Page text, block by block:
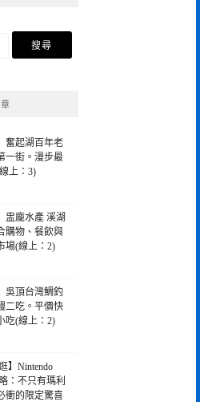
奮起湖百年老
一街。漫步最
上：3)
盅龐水產 溪湖
購物、餐飲與
場(線上：2)
吳頂台灣鯛釣
二吃。平價快
吃(線上：2)
】Nintendo
：不只有瑪利
衝的限定驚喜